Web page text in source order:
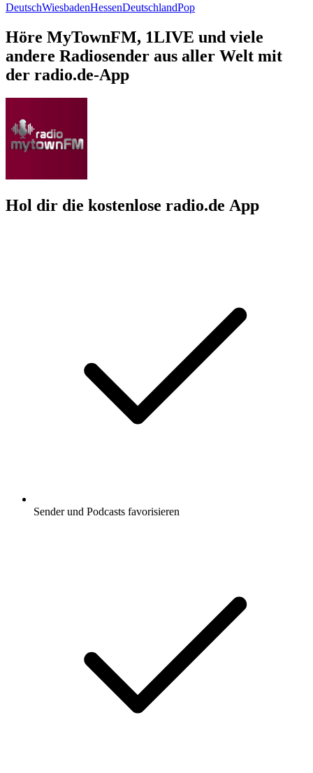
DeutschWiesbadenHessenDeutschlandPop
Höre MyTownFM, 1LIVE und viele
andere Radiosender aus aller Welt mit
der radio.de-App
Hol dir die kostenlose radio.de App
Sender und Podcasts favorisieren